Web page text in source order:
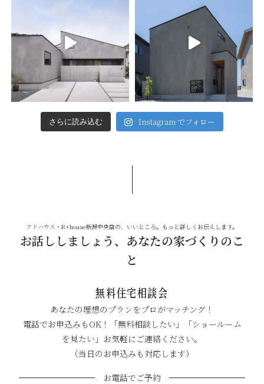
さらに読み込む Instagram でフォロー
アドハウス・R+house新潟中央店の、いいところ。もっと詳しくお伝えします。
お話ししましょう、あなたの家づくりのこ
と
無料住宅相談会
あなたの理想のプランをプロがマッチング！
電話でお申込みもOK！「無料相談したい」「ショールーム
を見たい」お気軽にご連絡ください。
（当日のお申込みも対応します）
お電話でご予約